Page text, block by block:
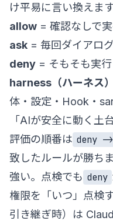
け平易に言い換えます
allow = 確認なしで
ask = 毎回ダイアロ
deny = そもそも実行
harness（ハーネス）
体・設定・Hook・
「AIが安全に動く土
評価の順番は deny -
致したルールが勝ち
強い。点検でも deny
権限を「いつ」点検
引き継ぎ時）は